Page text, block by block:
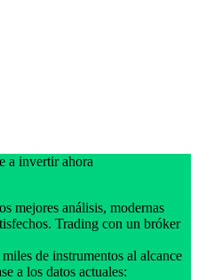
a invertir ahora
mejores análisis, modernas
Trading con un bróker
de instrumentos al alcance
a los datos actuales: